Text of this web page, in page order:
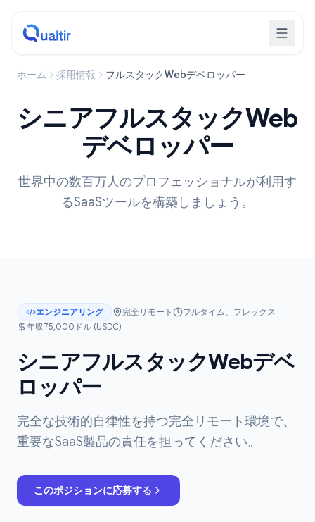
ホーム 採用情報 フルスタックWebデベロッパー
シニアフルスタックWeb
デベロッパー
世界中の数百万人のプロフェッショナルが利用す
るSaaSツールを構築しましょう。
エンジニアリング 完全リモート
フルタイム、フレックス
年収75,000ドル (USDC)
シニアフルスタックWebデベ
ロッパー
完全な技術的自律性を持つ完全リモート環境で、
重要なSaaS製品の責任を担ってください。
このポジションに応募する